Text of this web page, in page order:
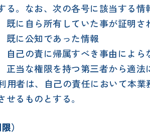
る。なお、次の各号に該当する情
に自ら所有していた事が証明さ
に公知であった情報
己の責に帰属すべき事由によら
当な権限を持つ第三者から適法
用者は、自己の責任において本
るものとする。
）